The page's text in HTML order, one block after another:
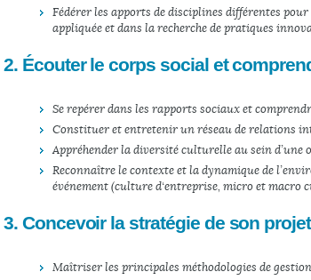
Fédérer les apports de disciplines différentes
appliquée et dans la recherche de pratiques
2. Écouter le corps social et
Se repérer dans les rapports sociaux et
Constituer et entretenir un réseau de relations
Appréhender la diversité culturelle au sein d’une
Reconnaître le contexte et la dynamique de
événement (culture d‘entreprise, micro et macro
3. Concevoir la stratégie de son
Maîtriser les principales méthodologies de